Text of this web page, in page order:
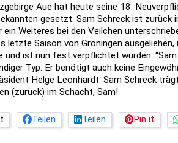
Aue hat heute seine 18.
gesetzt. Sam Schreck ist zurück
ein Weiteres bei den Veilchen
letzte Saison von Groningen
und ist nun fest verpflichtet wurden.
Typ. Er benötigt auch keine
Helge Leonhardt. Sam Schreck
(zurück) im Schacht, Sam!
Teilen Teilen Pin it